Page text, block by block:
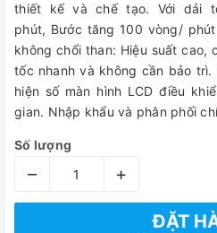
thiết kế và chế tạo. Với dải
phút, Bước tăng 100 vòng/
không chổi than: Hiệu suất cao,
tốc nhanh và không cần bảo
hiện số màn hình LCD điều
gian. Nhập khẩu và phân phối
Số lượng
– +
ĐẶT